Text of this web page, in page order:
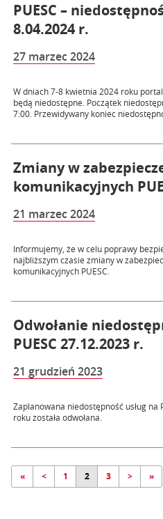
PUESC –
8.04.2024 r.
27 marzec 2024
W dniach 7-8 kwietnia 2024 roku portal
będą niedostępne. Początek
7:00. Przewidywany koniec
Zmiany w
komunikacyjnych
21 marzec 2024
Informujemy, że w celu poprawy
najbliższym czasie zmiany w
komunikacyjnych PUESC.
Odwołanie
PUESC 27.12.2023 r.
21 grudzień 2023
Zaplanowana niedostępność usług na
roku została odwołana.
« < 1 2 3 > »